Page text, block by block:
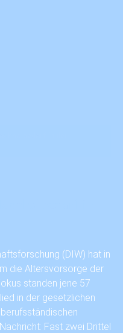
(DIW) hat in
die Altersvorsorge der
standen jene 57
in der gesetzlichen
Fast zwei Drittel